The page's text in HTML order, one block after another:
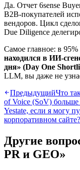
Да. Отчет 6sense
B2B-покупателей
вендоров. Цикл
Due Diligence
Самое главное: в 95%
находился в ИИ-
дня» (Day One
LLM, вы даже не
ПредыдущийЧто
of Voice (SoV) больше
Yestate, если я могу
корпоративном сайте?
Другие
PR и GEO»